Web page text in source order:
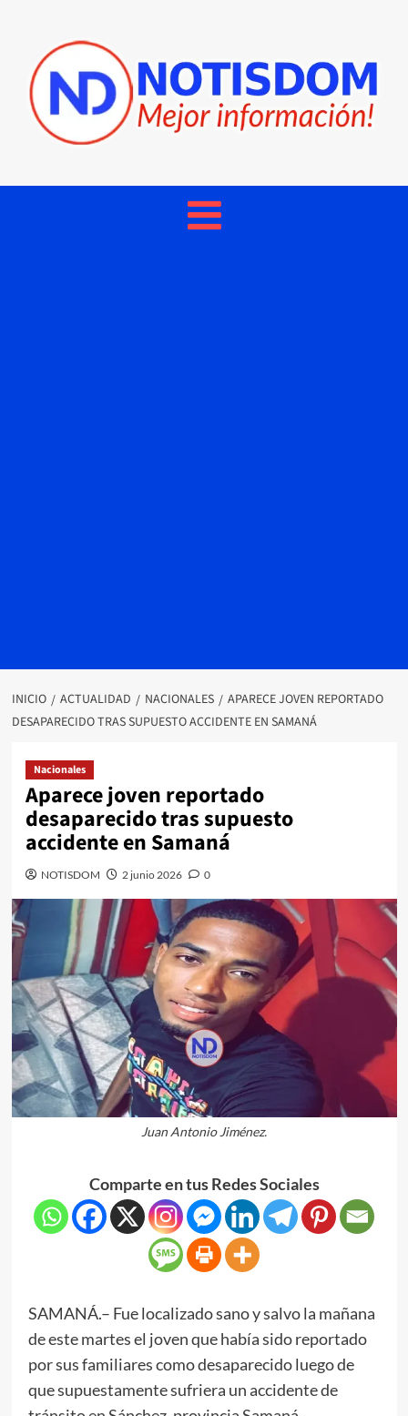
INICIO ACTUALIDAD NACIONALES
APARECE JOVEN REPORTADO
DESAPARECIDO TRAS SUPUESTO ACCIDENTE EN SAMANÁ
Nacionales
Aparece joven reportado
desaparecido tras supuesto
accidente en Samaná
NOTISDOM 2 junio 2026 0
Juan Antonio Jiménez.
Comparte en tus Redes Sociales
SAMANÁ.– Fue localizado sano y salvo la mañana
de este martes el joven que había sido reportado
por sus familiares como desaparecido luego de
que supuestamente sufriera un accidente de